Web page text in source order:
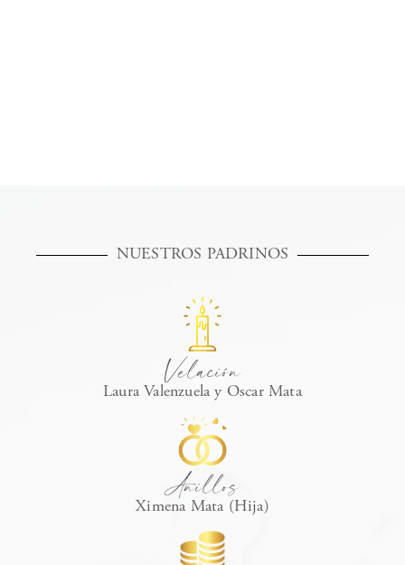
NUESTROS PADRINOS
Velación
Laura Valenzuela y Oscar Mata
Anillos
Ximena Mata (Hija)